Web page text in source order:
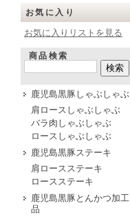
お気に入り
お気に入りリストを見る
商品検索
鹿児島黒豚しゃぶしゃぶ
肩ロースしゃぶしゃぶ
バラ肉しゃぶしゃぶ
ロースしゃぶしゃぶ
鹿児島黒豚ステーキ
肩ロースステーキ
ロースステーキ
鹿児島黒豚とんかつ加工
品